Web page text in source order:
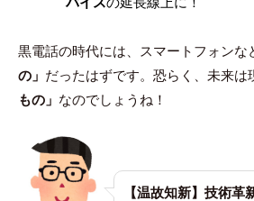
黒電話の時代には、スマートフォンな
の」 だったはずです。恐らく、未来は
もの」 なのでしょうね！
【温故知新】技術革